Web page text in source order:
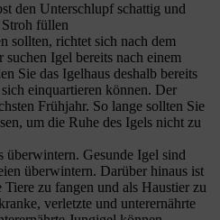
den Unterschlupf schattig und
füllen
sollten, richtet sich nach dem
Igel bereits nach einem
Sie das Igelhaus deshalb bereits
einquartieren können. Der
Frühjahr. So lange sollten Sie
um die Ruhe des Igels nicht zu
Gesunde Igel sind
überwintern. Darüber hinaus ist
Tiere zu fangen und als Haustier zu
verletzte und unterernährte